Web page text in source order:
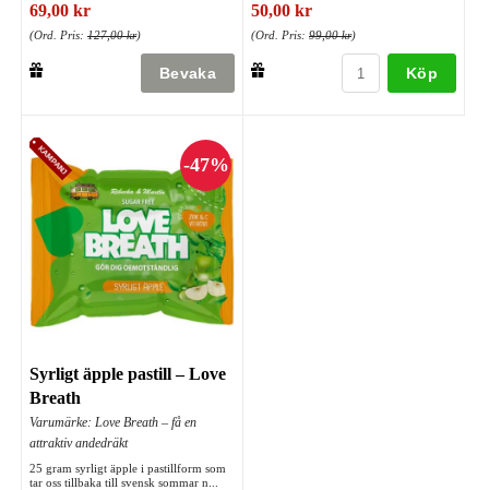
69,00 kr
(Ord. Pris: 127,00 kr)
50,00 kr
(Ord. Pris: 99,00 kr)
Köp
Syrligt äpple pastill – Love
Breath
Varumärke: Love Breath – få en
attraktiv andedräkt
25 gram syrligt äpple i pastillform som
tar oss tillbaka till svensk sommar n...